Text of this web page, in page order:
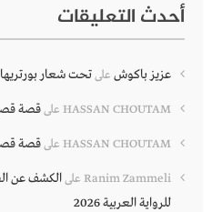
أحدث التعليقات
عزيز باكوش علىتحت شعار
HASSAN CHOUTAM علىقصة
HASSAN CHOUTAM علىقصة
Ranim Zammeli علىالكشف عن
للرواية العربية 2026